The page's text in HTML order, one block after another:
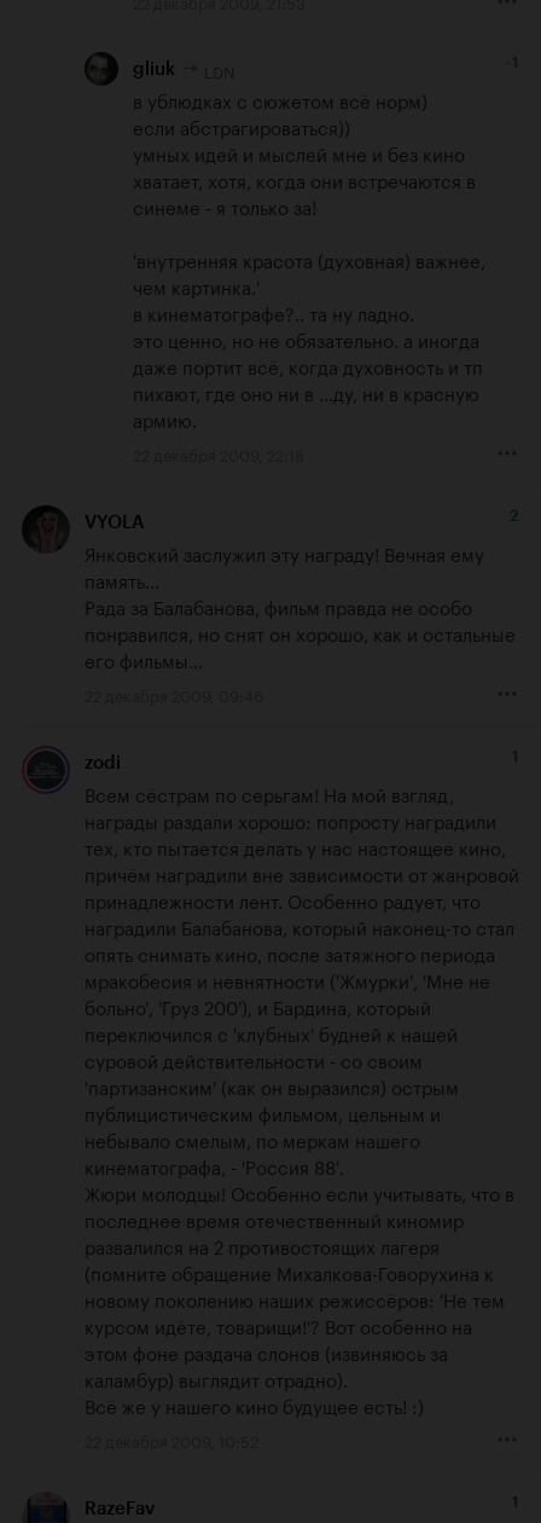
gliuk -1
в ублюдках с сюжетом всё норм)
если абстрагироваться))
умных идей и мыслей мне и без кино
хватает, хотя, когда они встречаются в
синеме - я только за!
'внутренняя красота (духовная) важнее,
чем картинка.'
в кинематографе?.. та ну ладно.
это ценно, но не обязательно. а иногда
даже портит всё, когда духовность и тп
пихают, где оно ни в ...ду, ни в красную
армию.
VYOLA 2
Янковский заслужил эту награду! Вечная ему
память...
Рада за Балабанова, фильм правда не особо
понравился, но снят он хорошо, как и остальные
его фильмы...
zodi 1
Всем сёстрам по серьгам! На мой взгляд,
награды раздали хорошо: попросту наградили
тех, кто пытается делать у нас настоящее кино,
причём наградили вне зависимости от жанровой
принадлежности лент. Особенно радует, что
наградили Балабанова, который наконец-то стал
опять снимать кино, после затяжного периода
мракобесия и невнятности ('Жмурки', 'Мне не
больно', 'Груз 200'), и Бардина, который
переключился с 'клубных' будней к нашей
суровой действительности - со своим
'партизанским' (как он выразился) острым
публицистическим фильмом, цельным и
небывало смелым, по меркам нашего
кинематографа, - 'Россия 88'.
Жюри молодцы! Особенно если учитывать, что в
последнее время отечественный киномир
развалился на 2 противостоящих лагеря
(помните обращение Михалкова-Говорухина к
новому поколению наших режиссёров: 'Не тем
курсом идёте, товарищи!'? Вот особенно на
этом фоне раздача слонов (извиняюсь за
каламбур) выглядит отрадно).
Всё же у нашего кино будущее есть! :)
RazeFav 1